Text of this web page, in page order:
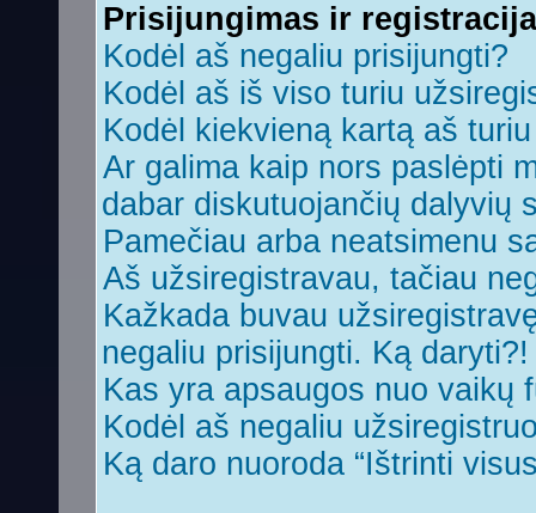
Prisijungimas ir registracija
Kodėl aš negaliu prisijungti?
Kodėl aš iš viso turiu
Kodėl kiekvieną kartą aš
Ar galima kaip nors paslėpti
dabar diskutuojančių dalyvių
Pamečiau arba neatsimenu
Aš užsiregistravau, tačiau
Kažkada buvau
negaliu prisijungti. Ką daryti?!
Kas yra apsaugos nuo vaikų
Kodėl aš negaliu
Ką daro nuoroda “Ištrinti